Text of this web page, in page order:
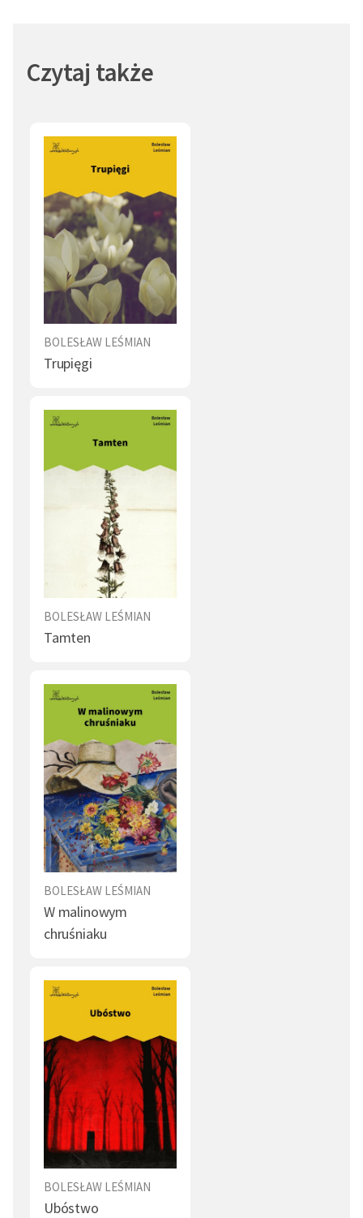
Czytaj także
BOLESŁAW LEŚMIAN
Trupięgi
BOLESŁAW LEŚMIAN
Tamten
BOLESŁAW LEŚMIAN
W malinowym
chruśniaku
BOLESŁAW LEŚMIAN
Ubóstwo